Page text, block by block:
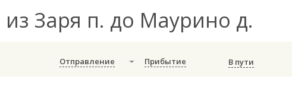
из Заря п. до Маурино д.
Отправление Прибытие В пути